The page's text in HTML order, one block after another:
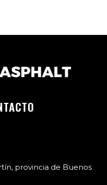
provincia de Buenos